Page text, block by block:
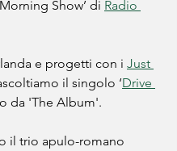
Show’ di Radio
e progetti con i Just
il singolo ‘Drive
da 'The Album'.
il trio apulo-romano